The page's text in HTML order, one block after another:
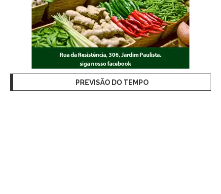
PREVISÃO DO TEMPO